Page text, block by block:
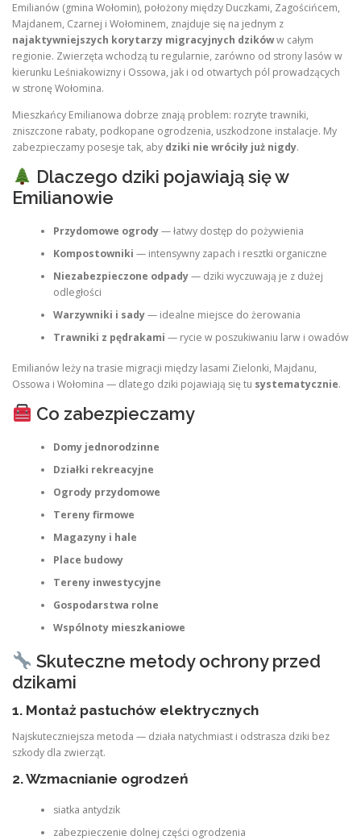
Emilianów (gmina Wołomin), położony między Duczkami, Zagościńcem,
Majdanem, Czarnej i Wołominem, znajduje się na jednym z
najaktywniejszych korytarzy migracyjnych dzikóww całym
regionie. Zwierzęta wchodzą tu regularnie, zarówno od strony lasów w
kierunku Leśniakowizny i Ossowa, jak i od otwartych pól prowadzących
w stronę Wołomina.
Mieszkańcy Emilianowa dobrze znają problem: rozryte trawniki,
zniszczone rabaty, podkopane ogrodzenia, uszkodzone instalacje. My
zabezpieczamy posesje tak, aby dziki nie wróciły już nigdy.
Dlaczego dziki pojawiają się w
Emilianowie
Przydomowe ogrody— łatwy dostęp do pożywienia
Kompostowniki — intensywny zapach i resztki organiczne
Niezabezpieczone odpady— dziki wyczuwają je z dużej
odległości
Warzywniki i sady— idealne miejsce do żerowania
Trawniki z pędrakami — rycie w poszukiwaniu larw i owadów
Emilianów leży na trasie migracji między lasami Zielonki, Majdanu,
Ossowa i Wołomina — dlatego dziki pojawiają się tu systematycznie.
Co zabezpieczamy
Domy jednorodzinne
Działki rekreacyjne
Ogrody przydomowe
Tereny firmowe
Magazyny i hale
Place budowy
Tereny inwestycyjne
Gospodarstwa rolne
Wspólnoty mieszkaniowe
Skuteczne metody ochrony przed
dzikami
1. Montaż pastuchów elektrycznych
Najskuteczniejsza metoda — działa natychmiast i odstrasza dziki bez
szkody dla zwierząt.
2.Wzmacnianie ogrodzeń
siatka antydzik
zabezpieczenie dolnej części ogrodzenia